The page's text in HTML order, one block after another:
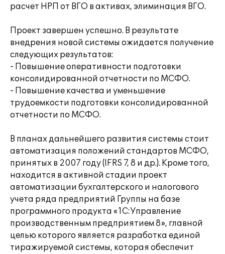
расчет НРП от ВГО в активах, элиминация ВГО.
Проект завершен успешно. В результате
внедрения новой системы ожидается получение
следующих результатов:
- Повышение оперативности подготовки
консолидированной отчетности по МСФО.
- Повышение качества и уменьшение
трудоемкости подготовки консолидированной
отчетности по МСФО.
В планах дальнейшего развития системы стоит
автоматизация положений стандартов МСФО,
принятых в 2007 году (IFRS 7, 8 и др.). Кроме того,
находится в активной стадии проект
автоматизации бухгалтерского и налогового
учета ряда предприятий Группы на базе
программного продукта «1С:Управление
производственным предприятием 8», главной
целью которого является разработка единой
тиражируемой системы, которая обеспечит